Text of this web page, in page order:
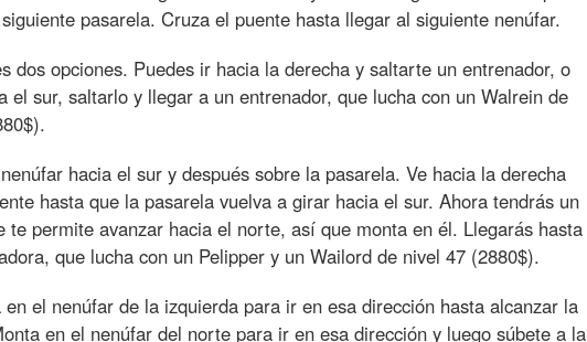
pasarela. Cruza el puente hasta llegar al siguiente nenúfar.
dos opciones. Puedes ir hacia la derecha y saltarte un entrenador, o
el sur, saltarlo y llegar a un entrenador, que lucha con un Walrein de
hacia el sur y después sobre la pasarela. Ve hacia la derecha
hasta que la pasarela vuelva a girar hacia el sur. Ahora tendrás un
te permite avanzar hacia el norte, así que monta en él. Llegarás hasta
que lucha con un Pelipper y un Wailord de nivel 47 (2880$).
el nenúfar de la izquierda para ir en esa dirección hasta alcanzar la
en el nenúfar del norte para ir en esa dirección y luego súbete a la